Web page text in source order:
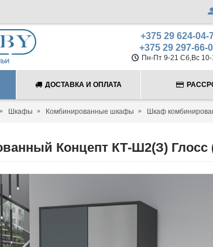
+375 29 624-04-
+375 29 297-66-
Пн-Пт 9-21 Сб,Вс
ДОСТАВКА И ОПЛАТА
Шкафы Комбинированные шкафы Шкаф
Концепт КТ-Ш2(З) Глосс